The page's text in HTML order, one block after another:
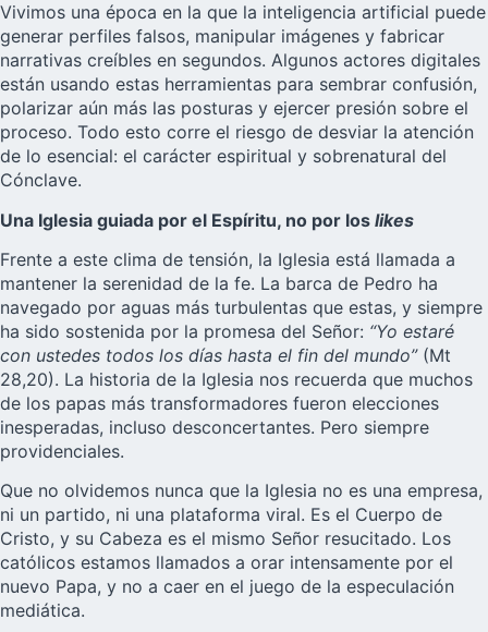
Vivimos una época en la que la inteligencia artificial puede
generar perfiles falsos, manipular imágenes y fabricar
narrativas creíbles en segundos. Algunos actores digitales
están usando estas herramientas para sembrar confusión,
polarizar aún más las posturas y ejercer presión sobre el
proceso. Todo esto corre el riesgo de desviar la atención
de lo esencial: el carácter espiritual y sobrenatural del
Cónclave.
Una Iglesia guiada por el Espíritu, no por los likes
Frente a este clima de tensión, la Iglesia está llamada a
mantener la serenidad de la fe. La barca de Pedro ha
navegado por aguas más turbulentas que estas, y siempre
ha sido sostenida por la promesa del Señor: “Yo estaré
con ustedes todos los días hasta el fin del mundo”(Mt
28,20). La historia de la Iglesia nos recuerda que muchos
de los papas más transformadores fueron elecciones
inesperadas, incluso desconcertantes. Pero siempre
providenciales.
Que no olvidemos nunca que la Iglesia no es una empresa,
ni un partido, ni una plataforma viral. Es el Cuerpo de
Cristo, y su Cabeza es el mismo Señor resucitado. Los
católicos estamos llamados a orar intensamente por el
nuevo Papa, y no a caer en el juego de la especulación
mediática.